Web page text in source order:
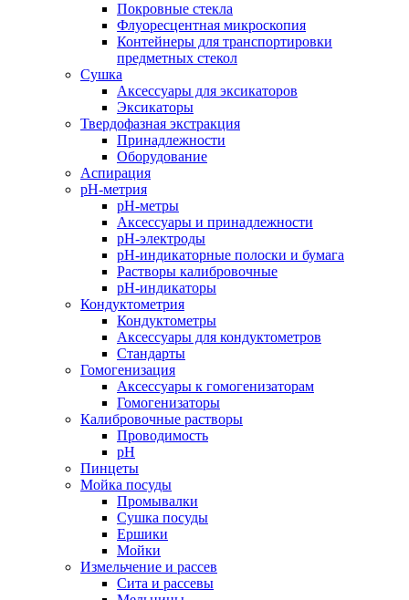
Покровные стекла
Флуоресцентная микроскопия
Контейнеры для транспортировки
предметных стекол
Сушка
Аксессуары для эксикаторов
Эксикаторы
Твердофазная экстракция
Принадлежности
Оборудование
Аспирация
pH-метрия
pH-метры
Аксессуары и принадлежности
pH-электроды
pH-индикаторные полоски и бумага
Растворы калибровочные
pH-индикаторы
Кондуктометрия
Кондуктометры
Аксессуары для кондуктометров
Стандарты
Гомогенизация
Аксессуары к гомогенизаторам
Гомогенизаторы
Калибровочные растворы
Проводимость
pH
Пинцеты
Мойка посуды
Промывалки
Сушка посуды
Ершики
Мойки
Измельчение и рассев
Сита и рассевы